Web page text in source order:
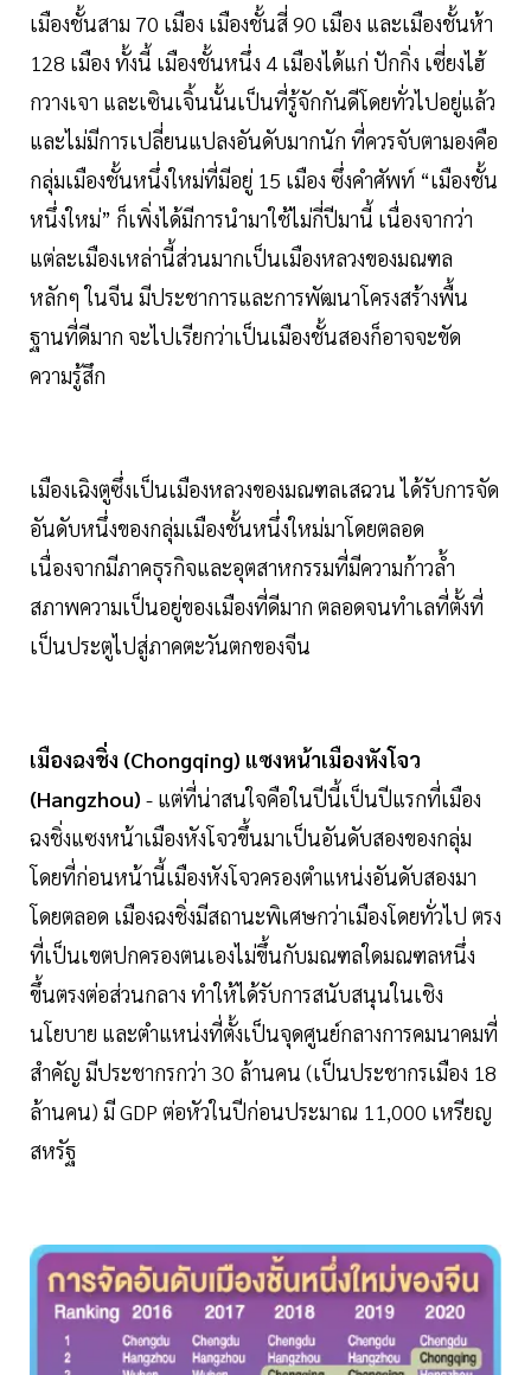
เมืองชั้นสาม 70 เมือง เมืองชั้นสี่ 90 เมือง และเมืองชั้นห้า
128 เมือง ทั้งนี้ เมืองชั้นหนึ่ง 4 เมืองได้แก่ ปักกิ่ง เซี่ยงไฮ้
กวางเจา และเซินเจิ้นนั้นเป็นที่รู้จักกันดีโดยทั่วไปอยู่แล้ว
และไม่มีการเปลี่ยนแปลงอันดับมากนัก ที่ควรจับตามองคือ
กลุ่มเมืองชั้นหนึ่งใหม่ที่มีอยู่ 15 เมือง ซึ่งคำศัพท์ “เมืองชั้น
หนึ่งใหม่” ก็เพิ่งได้มีการนำมาใช้ไม่กี่ปีมานี้ เนื่องจากว่า
แต่ละเมืองเหล่านี้ส่วนมากเป็นเมืองหลวงของมณฑล
หลักๆ ในจีน มีประชาการและการพัฒนาโครงสร้างพื้น
ฐานที่ดีมาก จะไปเรียกว่าเป็นเมืองชั้นสองก็อาจจะขัด
ความรู้สึก
เมืองเฉิงตูซึ่งเป็นเมืองหลวงของมณฑลเสฉวน ได้รับการจัด
อันดับหนึ่งของกลุ่มเมืองชั้นหนึ่งใหม่มาโดยตลอด
เนื่องจากมีภาคธุรกิจและอุตสาหกรรมที่มีความก้าวล้ำ
สภาพความเป็นอยู่ของเมืองที่ดีมาก ตลอดจนทำเลที่ตั้งที่
เป็นประตูไปสู่ภาคตะวันตกของจีน
เมืองฉงชิ่ง (Chongqing) แซงหน้าเมืองหังโจว
(Hangzhou) - แต่ที่น่าสนใจคือในปีนี้เป็นปีแรกที่เมือง
ฉงชิ่งแซงหน้าเมืองหังโจวขึ้นมาเป็นอันดับสองของกลุ่ม
โดยที่ก่อนหน้านี้เมืองหังโจวครองตำแหน่งอันดับสองมา
โดยตลอด เมืองฉงชิ่งมีสถานะพิเศษกว่าเมืองโดยทั่วไป ตรง
ที่เป็นเขตปกครองตนเองไม่ขึ้นกับมณฑลใดมณฑลหนึ่ง
ขึ้นตรงต่อส่วนกลาง ทำให้ได้รับการสนับสนุนในเชิง
นโยบาย และตำแหน่งที่ตั้งเป็นจุดศูนย์กลางการคมนาคมที่
สำคัญ มีประชากรกว่า 30 ล้านคน (เป็นประชากรเมือง 18
ล้านคน) มี GDP ต่อหัวในปีก่อนประมาณ 11,000 เหรียญ
สหรัฐ